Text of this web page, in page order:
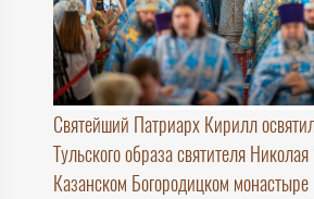
Святейший Патриарх Кирилл
Тульского образа святителя
Казанском Богородицком монастыре